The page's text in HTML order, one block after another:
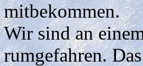
mitbekommen.
Wir sind an
rumgefahren.